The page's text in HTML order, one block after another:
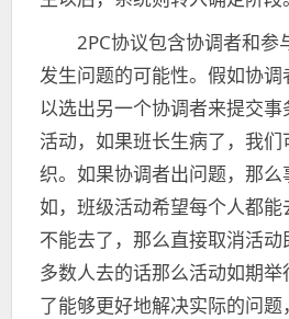
2PC协议包含协调者和参
发生问题的可能性。假如协
以选出另一个协调者来提交
活动，如果班长生病了，我
织。如果协调者出问题，那
如，班级活动希望每个人都
不能去了，那么直接取消活
多数人去的话那么活动如期举
了能够更好地解决实际的问题